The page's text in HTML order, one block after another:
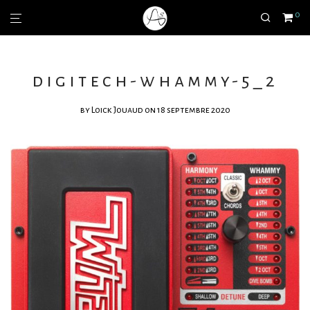
0
digitech-whammy-5_2
by Loick Jouaud on 18 septembre 2020